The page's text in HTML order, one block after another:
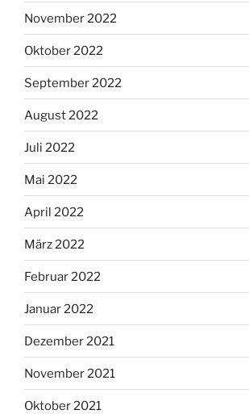
November 2022
Oktober 2022
September 2022
August 2022
Juli 2022
Mai 2022
April 2022
März 2022
Februar 2022
Januar 2022
Dezember 2021
November 2021
Oktober 2021